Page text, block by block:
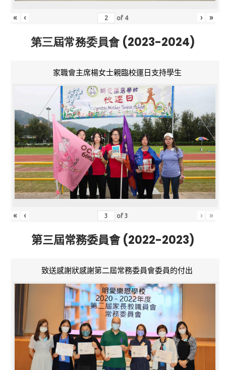
« ‹ of 4 › »
第三屆常務委員會 (2023-2024)
家職會主席楊女士親臨校運日支持學生
« ‹ of3 › »
第三屆常務委員會 (2022-2023)
致送感謝狀感謝第二屆常務委員會委員的付出